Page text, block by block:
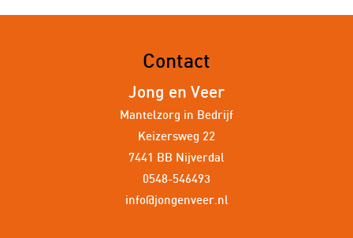
Contact
Jong en Veer
Mantelzorg in Bedrijf
Keizersweg 22
7441 BB Nijverdal
0548-546493
info@jongenveer.nl